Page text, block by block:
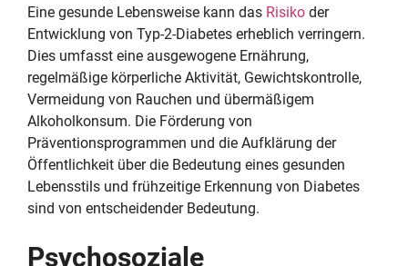
Eine gesunde Lebensweise kann das Risiko der
Entwicklung von Typ-2-Diabetes erheblich verringern.
Dies umfasst eine ausgewogene Ernährung,
regelmäßige körperliche Aktivität, Gewichtskontrolle,
Vermeidung von Rauchen und übermäßigem
Alkoholkonsum. Die Förderung von
Präventionsprogrammen und die Aufklärung der
Öffentlichkeit über die Bedeutung eines gesunden
Lebensstils und frühzeitige Erkennung von Diabetes
sind von entscheidender Bedeutung.
Psychosoziale